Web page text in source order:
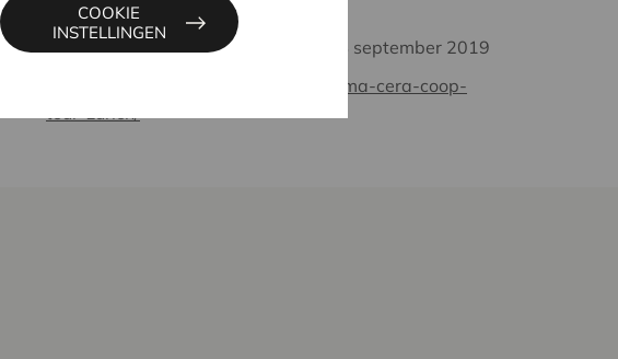
van woensdag 11 t.e.m. zaterdag 14 september 2019
http://architectuurwijzer.be/programma-cera-coop-
tour-zurich/
COOKIE
INSTELLINGEN